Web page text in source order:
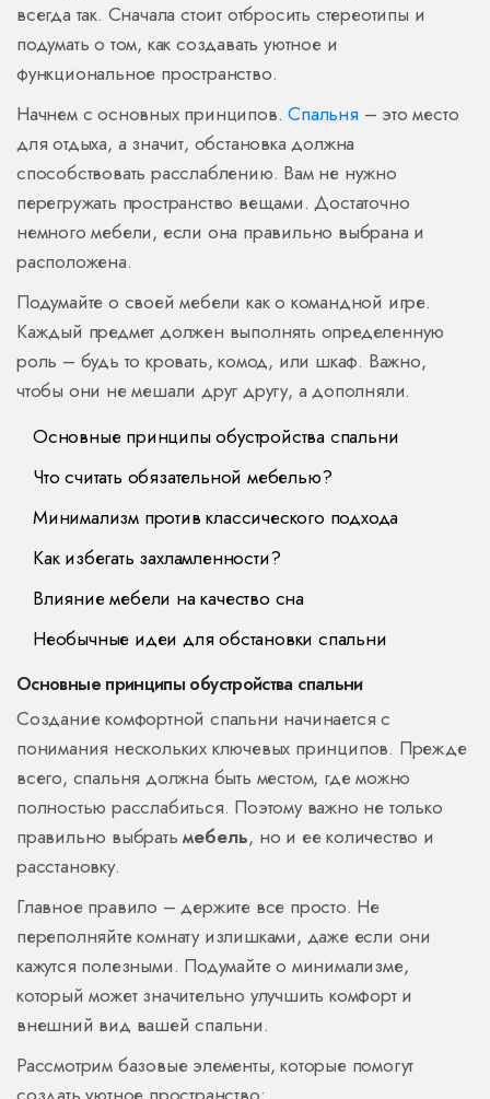
всегда так. Сначала стоит отбросить стереотипы и
подумать о том, как создавать уютное и
функциональное пространство.
Начнем с основных принципов.Спальня – это место
для отдыха, а значит, обстановка должна
способствовать расслаблению. Вам не нужно
перегружать пространство вещами. Достаточно
немного мебели, если она правильно выбрана и
расположена.
Подумайте о своей мебели как о командной игре.
Каждый предмет должен выполнять определенную
роль – будь то кровать, комод, или шкаф. Важно,
чтобы они не мешали друг другу, а дополняли.
Основные принципы обустройства спальни
Что считать обязательной мебелью?
Минимализм против классического подхода
Как избегать захламленности?
Влияние мебели на качество сна
Необычные идеи для обстановки спальни
Основные принципы обустройства спальни
Создание комфортной спальни начинается с
понимания нескольких ключевых принципов. Прежде
всего, спальня должна быть местом, где можно
полностью расслабиться. Поэтому важно не только
правильно выбратьмебель, но и ее количество и
расстановку.
Главное правило – держите все просто. Не
переполняйте комнату излишками, даже если они
кажутся полезными. Подумайте о минимализме,
который может значительно улучшить комфорт и
внешний вид вашей спальни.
Рассмотрим базовые элементы, которые помогут